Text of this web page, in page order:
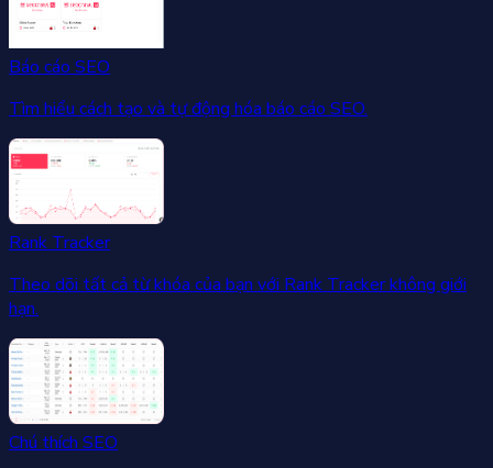
Báo cáo SEO
Tìm hiểu cách tạo và tự động hóa báo cáo SEO.
Rank Tracker
Theo dõi tất cả từ khóa của bạn với Rank Tracker không giới
hạn.
Chú thích SEO